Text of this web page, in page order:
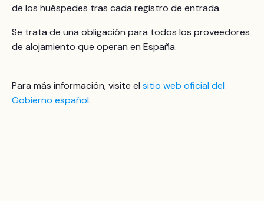
de los huéspedes tras cada registro de entrada.
Se trata de una obligación para todos los proveedores
de alojamiento que operan en España.
Para más información, visite el sitio web oficial del
Gobierno español.